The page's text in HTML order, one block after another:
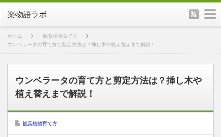
楽物語ラボ rss
ホーム
観葉植物育て方
ウンベラータの育て方と剪定方法は？挿し木や植え替えまで解説！
ウンベラータの育て方と剪定方法は？挿し木や
植え替えまで解説！
観葉植物育て方